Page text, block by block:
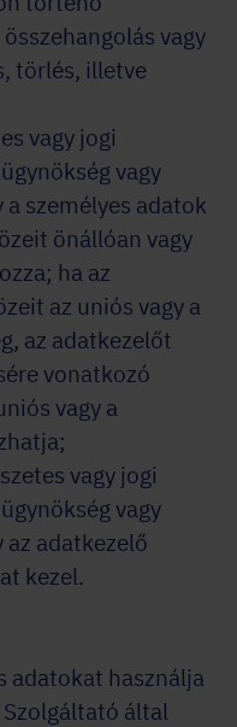
vagy
törlés, illetve
vagy jogi
vagy
a személyes adatok
önállóan vagy
ha az
az uniós vagy a
az adatkezelőt
vonatkozó
vagy a
vagy jogi
vagy
az adatkezelő
kezel.
adatokat használja
Szolgáltató által